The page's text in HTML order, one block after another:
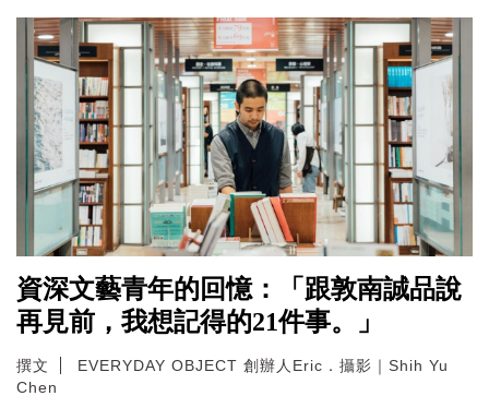
資深文藝青年的回憶：「跟敦南誠品說
再見前，我想記得的21件事。」
撰文
EVERYDAY OBJECT 創辦人Eric．攝影｜Shih Yu
Chen